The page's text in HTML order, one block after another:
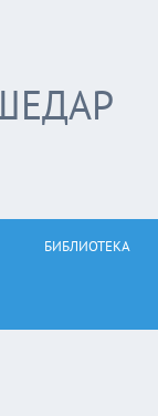
БИБЛИОТЕКА